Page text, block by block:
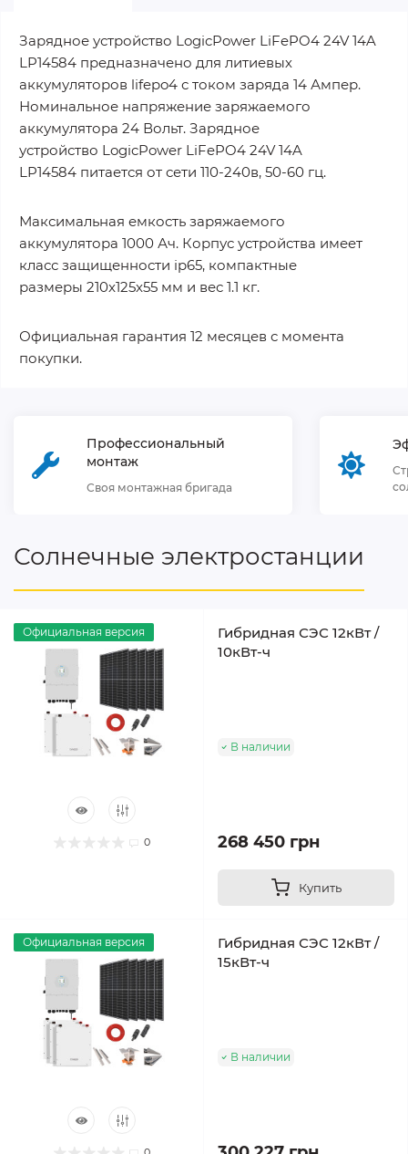
Зарядное устройство LogicPower LiFePO4 24V 14A
LP14584 предназначено для литиевых
аккумуляторов lifepo4 с током заряда 14 Ампер.
Номинальное напряжение заряжаемого
аккумулятора 24 Вольт. Зарядное
устройство LogicPower LiFePO4 24V 14A
LP14584 питается от сети 110-240в, 50-60 гц.
Максимальная емкость заряжаемого
аккумулятора 1000 Ач. Корпус устройства имеет
класс защищенности ip65, компактные
размеры 210x125x55 мм и вес 1.1 кг.
Официальная гарантия 12 месяцев с момента
покупки.
Профессиональный
монтаж
Своя монтажная бригада
Солнечные электростанции
Официальная версия
0
Гибридная СЭС 12кВт /
10кВт-ч
В наличии
268 450 грн
Купить
Официальная версия
Гибридная СЭС 12кВт /
15кВт-ч
В наличии